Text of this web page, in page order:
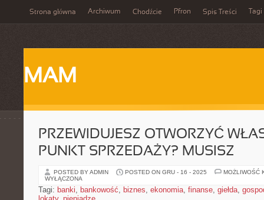
Strona główna Archiwum Chodźcie Pfron Spis Treści Tagi
MAM
PRZEWIDUJESZ OTWORZYĆ
PUNKT SPRZEDAŻY? MUSISZ
POSTED BY ADMIN POSTED ON GRU - 16 - 2025
MOŻLIWOŚĆ
WYŁĄCZONA
Tagi: banki, bankowość, biznes, ekonomia, finanse, giełda,